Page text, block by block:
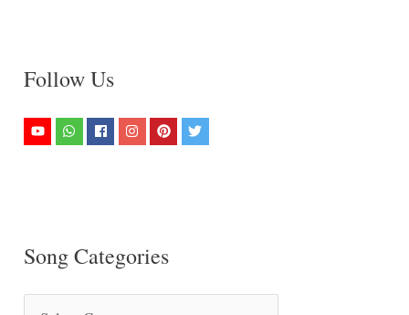
Follow Us
Song Categories